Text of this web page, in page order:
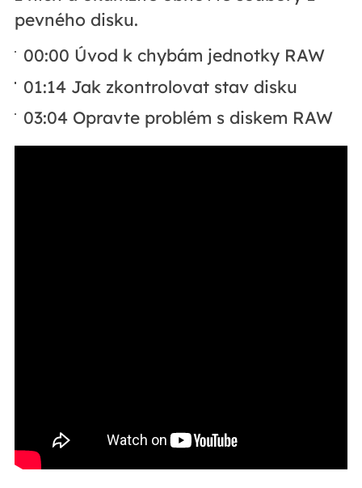
pevného disku.
00:00 Úvod k chybám jednotky RAW
01:14 Jak zkontrolovat stav disku
03:04 Opravte problém s diskem RAW